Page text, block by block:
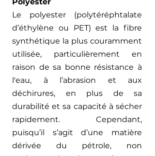
Le polyester (polytéréphtalate
d’éthylène ou PET) est la fibre
synthétique la plus couramment
utilisée, particulièrement en
raison de sa bonne résistance à
l'eau, à l’abrasion et aux
déchirures, en plus de sa
durabilité et sa capacité à sécher
rapidement. Cependant,
puisqu’il s’agit d’une matière
dérivée du pétrole, non